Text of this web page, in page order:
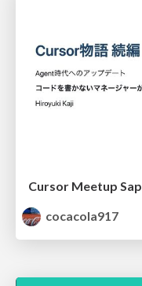
Cursor Meetup
cocacola917